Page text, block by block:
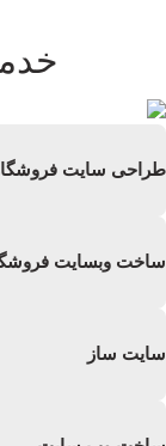
طراحی سایت
ساخت وبسایت
سایت ساز